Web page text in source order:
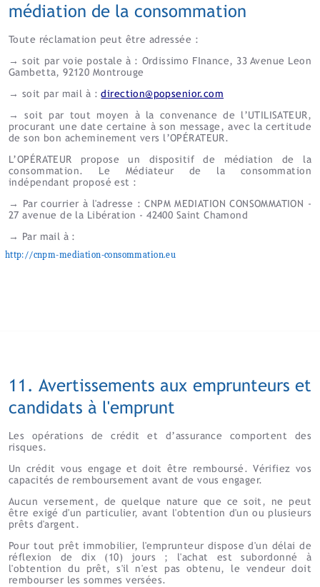
médiation de la consommation
Toute réclamation peut être adressée :
→ soit par voie postale à : Ordissimo FInance, 33 Avenue Leon
Gambetta, 92120 Montrouge
→ soit par mail à :direction@popsenior.com
→ soit par tout moyen à la convenance de l’UTILISATEUR,
procurant une date certaine à son message, avec la certitude
de son bon acheminement vers l’OPÉRATEUR.
L’OPÉRATEUR propose un dispositif de médiation de la
consommation. Le Médiateur de la consommation
indépendant proposé est :
→ Par courrier à l'adresse : CNPM MEDIATION CONSOMMATION -
27 avenue de la Libération - 42400 Saint Chamond
→ Par mail à :
http://cnpm-mediation-consommation.eu
11. Avertissements aux emprunteurs et
candidats à l'emprunt
Les opérations de crédit et d’assurance comportent des
risques.
Un crédit vous engage et doit être remboursé. Vérifiez vos
capacités de remboursement avant de vous engager.
Aucun versement, de quelque nature que ce soit, ne peut
être exigé d'un particulier, avant l'obtention d'un ou plusieurs
prêts d'argent.
Pour tout prêt immobilier, l'emprunteur dispose d'un délai de
réflexion de dix (10) jours ; l'achat est subordonné à
l'obtention du prêt, s'il n'est pas obtenu, le vendeur doit
rembourser les sommes versées.